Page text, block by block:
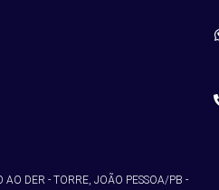
AO DER - TORRE, JOÃO PESSOA/PB -